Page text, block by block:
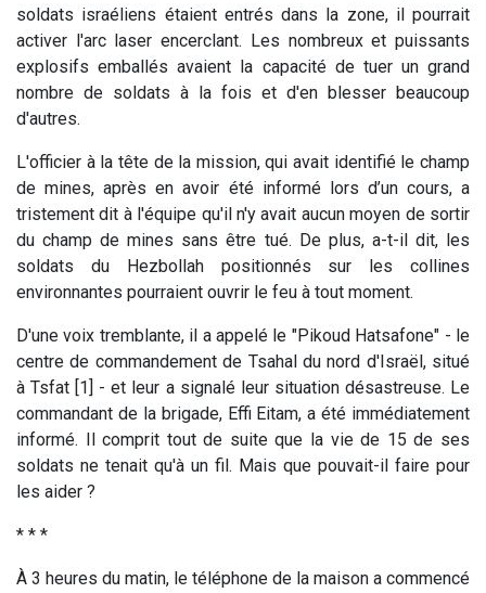
soldats israéliens étaient entrés dans la zone, il pourrait
activer l'arc laser encerclant. Les nombreux et puissants
explosifs emballés avaient la capacité de tuer un grand
nombre de soldats à la fois et d'en blesser beaucoup
d'autres.
L'officier à la tête de la mission, qui avait identifié le champ
de mines, après en avoir été informé lors d’un cours, a
tristement dit à l'équipe qu'il n'y avait aucun moyen de sortir
du champ de mines sans être tué. De plus, a-t-il dit, les
soldats du Hezbollah positionnés sur les collines
environnantes pourraient ouvrir le feu à tout moment.
D'une voix tremblante, il a appelé le "Pikoud Hatsafone" - le
centre de commandement de Tsahal du nord d'Israël, situé
à Tsfat [1] - et leur a signalé leur situation désastreuse. Le
commandant de la brigade, Effi Eitam, a été immédiatement
informé. Il comprit tout de suite que la vie de 15 de ses
soldats ne tenait qu'à un fil. Mais que pouvait-il faire pour
les aider ?
* * *
À 3 heures du matin, le téléphone de la maison a commencé